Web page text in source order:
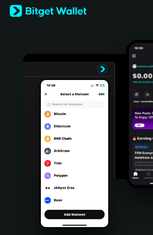
English
日本語
Türkçe
Português (Portugal)
Bahasa Indonesia
Português (Brasil)
Español (Argentina)